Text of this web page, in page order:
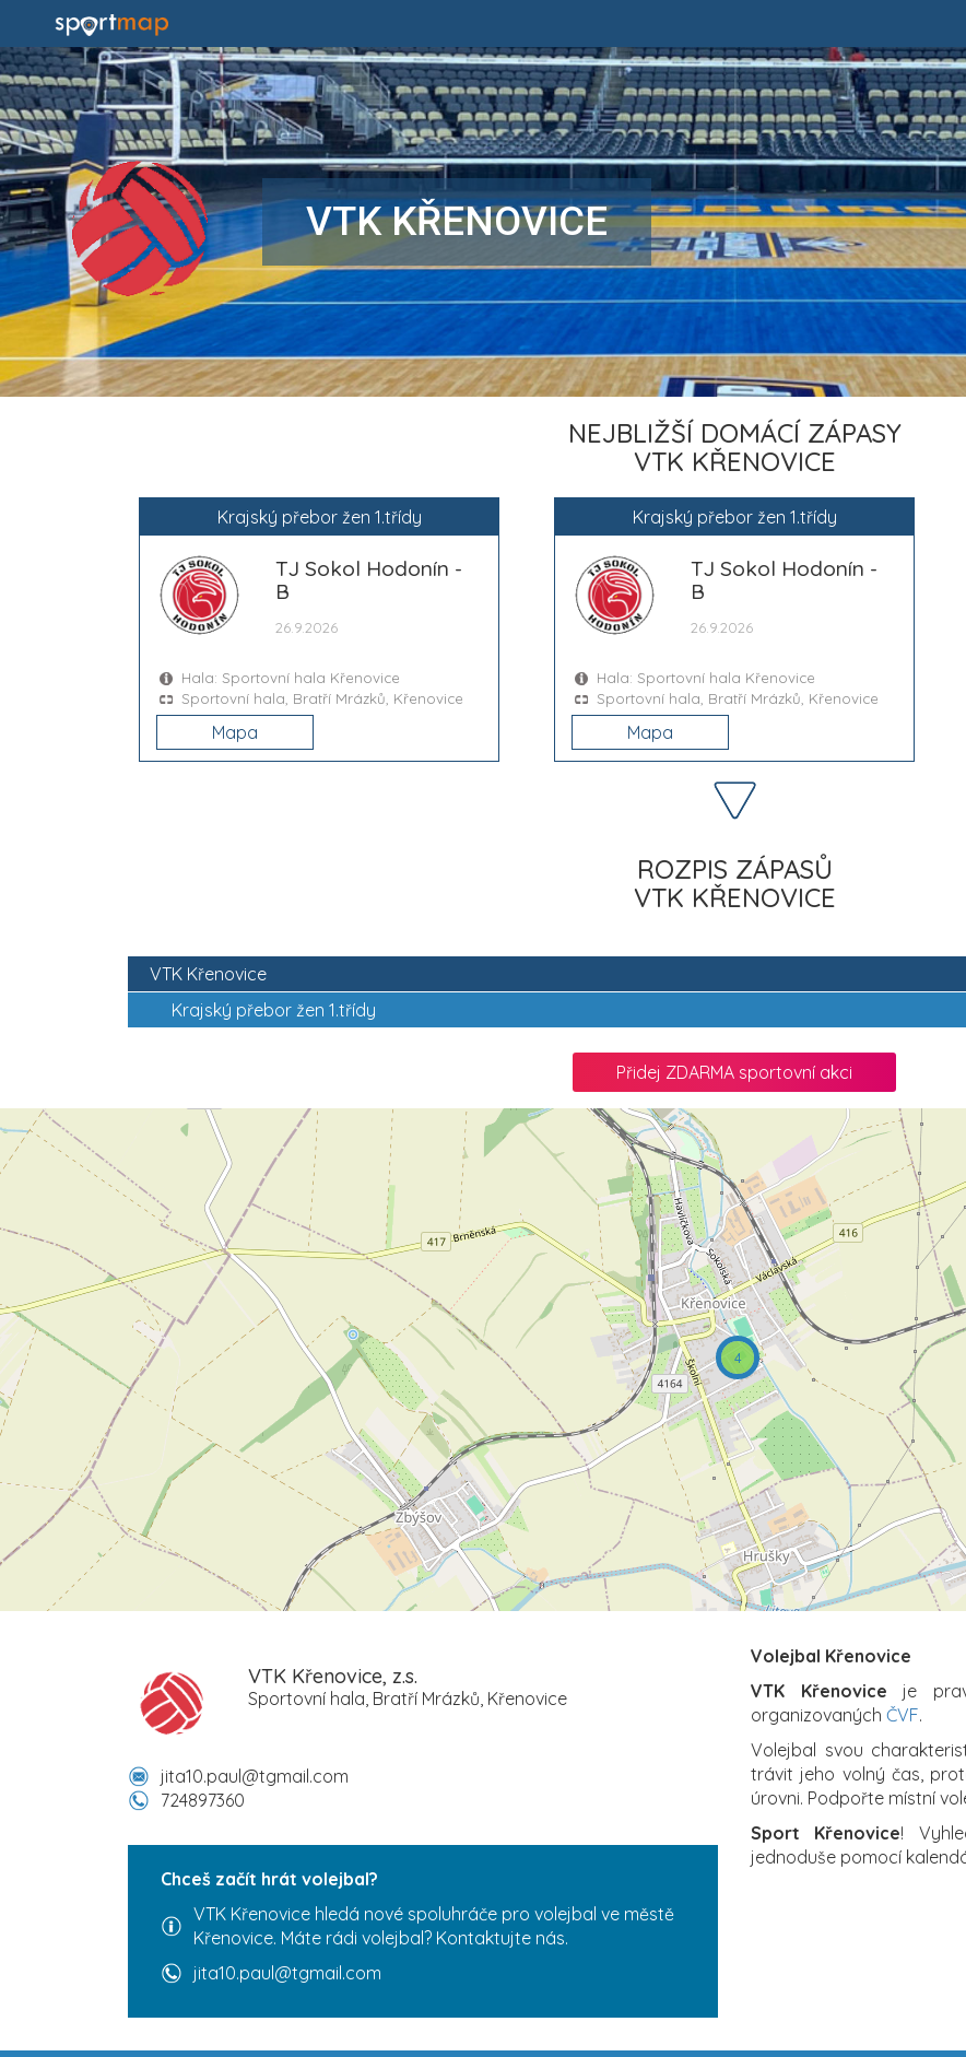
VTK KŘENOVICE
NEJBLIŽŠÍ DOMÁCÍ ZÁPASY
VTK KŘENOVICE
Krajský přebor žen 1.třídy
TJ Sokol Hodonín -
B
26.9.2026
Hala: Sportovní hala Křenovice
Sportovní hala, Bratří Mrázků, Křenovice
Mapa
Krajský přebor žen 1.třídy
TJ Sokol Hodonín -
B
26.9.2026
Hala: Sportovní hala Křenovice
Sportovní hala, Bratří Mrázků, Křenovice
Mapa
ROZPIS ZÁPASŮ
VTK KŘENOVICE
VTK Křenovice
Krajský přebor žen 1.třídy
Přidej ZDARMA sportovní akci
4
VTK Křenovice, z.s.
Sportovní hala, Bratří Mrázků, Křenovice
jita10.paul@tgmail.com
724897360
Chceš začít hrát volejbal?
VTK Křenovice hledá nové spoluhráče pro volejbal ve městě
Křenovice. Máte rádi volejbal? Kontaktujte nás.
jita10.paul@tgmail.com
Volejbal Křenovice
VTK Křenovice je
organizovaných ČVF.
Volejbal svou
trávit jeho volný čas,
úrovni. Podpořte místní
Sport Křenovice!
jednoduše pomocí